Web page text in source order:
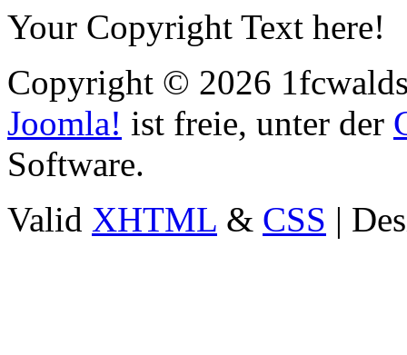
Your Copyright Text here!
Copyright © 2026
Joomla! ist freie, unter der
Software.
Valid XHTML & CSS |